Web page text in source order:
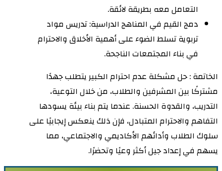
التعامل معه بطريقة لائقة.
دمج القيم في المناهج الدراسية: تدريس مواد
تربوية تسلط الضوء على أهمية الأخلاق والاحترام
في بناء المجتمعات الناجحة.
الخاتمة : حل مشكلة عدم احترام الكبير يتطلب جهدًا
مشتركًا بين المشرفين والطلاب، من خلال التوعية،
التدريب، والقدوة الحسنة. عندما يتم بناء بيئة يسودها
التفاهم والاحترام المتبادل، فإن ذلك ينعكس إيجابيًا على
سلوك الطلاب وأدائهم الأكاديمي والاجتماعي، مما
يسهم في إعداد جيل أكثر وعيًا وتحضرًا.